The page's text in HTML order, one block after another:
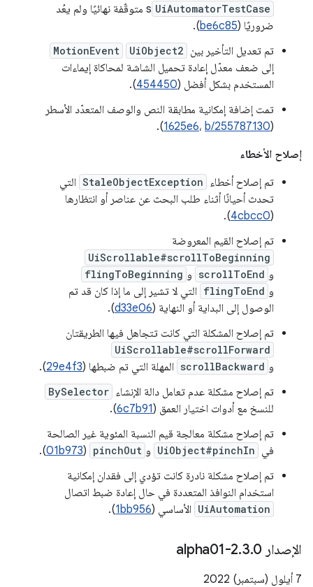
UiAutomatorTestCase
s متوقّفة نهائيًا ولم يعُد
ضروريًا (be6c85
).
تم تعديل التأخير بين UiObject2
MotionEvent
إلى ضعف معدّل إعادة تحميل الشاشة لمحاكاة إيماءات
المستخدم بشكل أفضل (454450
).
تمت إضافة إمكانية مطابقة النص والوصف المتعدّد الأسطر
(
1625e6، b/255787130
).
إصلاح الأخطاء
تم إصلاح أخطاء StaleObjectException التي
تحدث أحيانًا أثناء طلب البحث عن عناصر أو انتظارها
(
4cbcc0
).
تم إصلاح القيم المعروضة
UiScrollable#scrollToBeginning
و scrollToEnd و flingToBeginning
و flingToEnd التي لا تشير إلى ما إذا كان قد تم
الوصول إلى البداية أو النهاية (d33e06
).
تم إصلاح المشكلة التي كانت تتجاهل فيها الطريقتان
UiScrollable#scrollForward
و scrollBackward المهلة التي تم ضبطها (29e4f3
).
تم إصلاح مشكلة عدم تعامل دالة الإنشاء BySelector
للنسخ مع أدوات اختيار العمق (6c7b91
).
تم إصلاح مشكلة معالجة قيم النسبة المئوية غير الصالحة
في UiObject#pinchIn و pinchOut
(
01b973
).
تم إصلاح مشكلة نادرة كانت تؤدي إلى فقدان إمكانية
استخدام النوافذ المتعددة في حال إعادة ضبط اتصال
UiAutomation الأساسي (1bb956
).
الإصدار 2 .3.0-alpha01
‫7 أيلول (سبتمبر) 2022